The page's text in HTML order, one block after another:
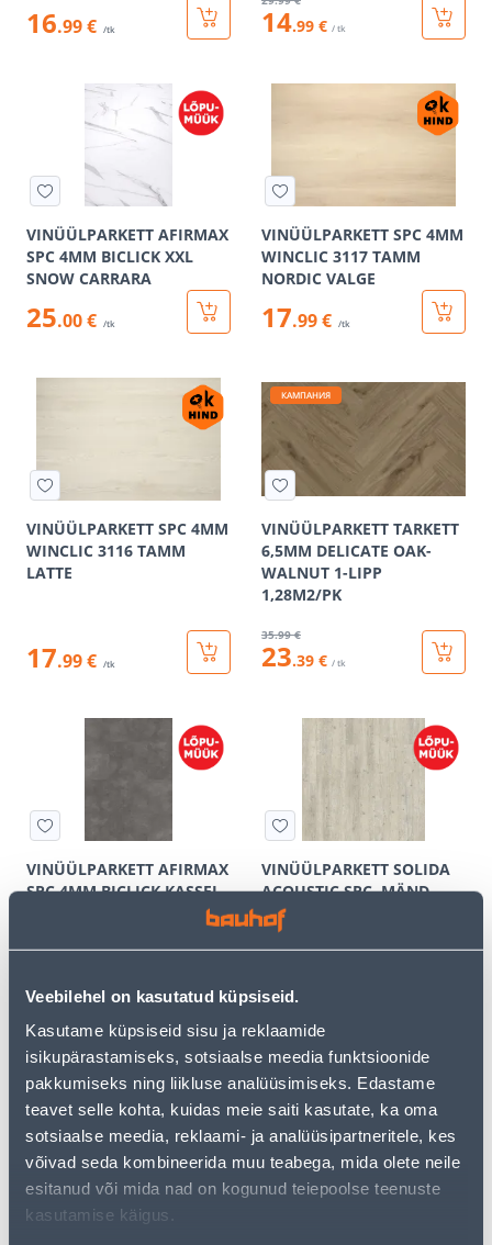
Veebilehel on kasutatud küpsiseid.
Kasutame küpsiseid sisu ja reklaamide
isikupärastamiseks, sotsiaalse meedia funktsioonide
pakkumiseks ning liikluse analüüsimiseks. Edastame
teavet selle kohta, kuidas meie saiti kasutate, ka oma
sotsiaalse meedia, reklaami- ja analüüsipartneritele, kes
võivad seda kombineerida muu teabega, mida olete neile
esitanud või mida nad on kogunud teiepoolse teenuste
kasutamise käigus.
16.99 € /tk 14.99 € / tk
VINÜÜLPARKETT AFIRMAX
SPC 4MM BICLICK XXL
SNOW CARRARA
25.00 € /tk
VINÜÜLPARKETT SPC 4MM
WINCLIC 3117 TAMM
NORDIC VALGE
17.99 € /tk
VINÜÜLPARKETT SPC 4MM
WINCLIC 3116 TAMM
LATTE
17.99 € /tk
КАМПАНИЯ
VINÜÜLPARKETT TARKETT
6,5MM DELICATE OAK-
WALNUT 1-LIPP
1,28M2/PK
35.99 €
23.39 € / tk
VINÜÜLPARKETT AFIRMAX
SPC 4MM BICLICK KASSEL
20.00 €
VINÜÜLPARKETT SOLIDA
ACOUSTIC SPC, MÄND,
CL32 04242, 2,61 M² PAKIS
16.00 €
Э-ЦЕНА
VINÜÜLPARKETT LVT
4,5MM WINCLIC 5004
TAMM LIGHT SAND
VINÜÜLPARKETT SPC 4MM
WINCLIC 3115 TAMM